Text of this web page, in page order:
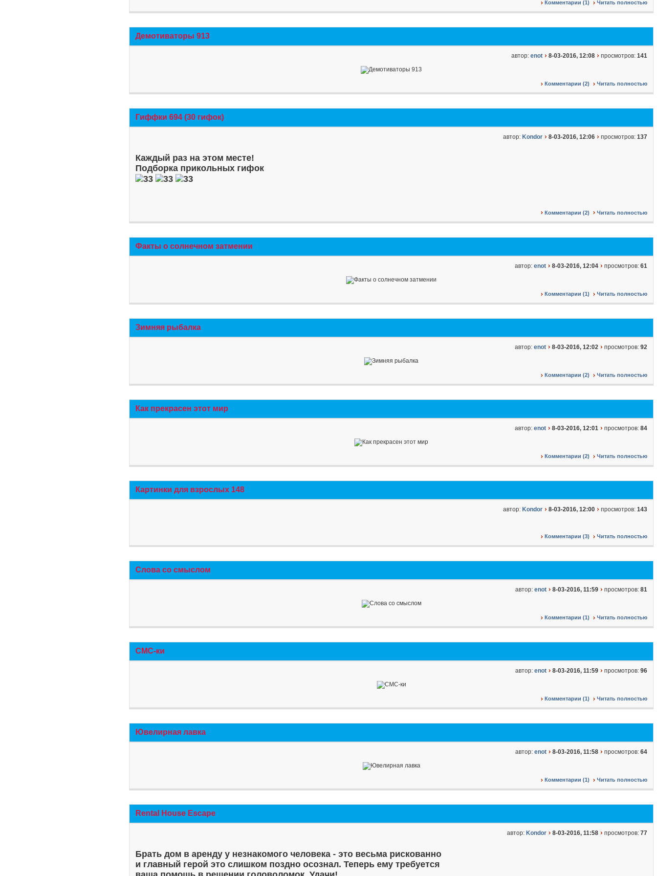
Комментарии (1) Читать полностью
Демотиваторы 913
автор: enot 8-03-2016, 12:08 просмотров: 141
Комментарии (2) Читать полностью
Гиффки 694 (30 гифок)
автор: Kondor 8-03-2016, 12:06 просмотров: 137
Каждый раз на этом месте!
Подборка прикольных гифок
Комментарии (2) Читать полностью
Факты о солнечном затмении
автор: enot 8-03-2016, 12:04 просмотров: 61
Комментарии (1) Читать полностью
Зимняя рыбалка
автор: enot 8-03-2016, 12:02 просмотров: 92
Комментарии (2) Читать полностью
Как прекрасен этот мир
автор: enot 8-03-2016, 12:01 просмотров: 84
Комментарии (2) Читать полностью
Картинки для взрослых 148
автор: Kondor 8-03-2016, 12:00 просмотров: 143
Комментарии (3) Читать полностью
Слова со смыслом
автор: enot 8-03-2016, 11:59 просмотров: 81
Комментарии (1) Читать полностью
СМС-ки
автор: enot 8-03-2016, 11:59 просмотров: 96
Комментарии (1) Читать полностью
Ювелирная лавка
автор: enot 8-03-2016, 11:58 просмотров: 64
Комментарии (1) Читать полностью
Rental House Escape
автор: Kondor 8-03-2016, 11:58 просмотров: 77
Брать дом в аренду у незнакомого человека - это весьма рискованно
и главный герой это слишком поздно осознал. Теперь ему требуется